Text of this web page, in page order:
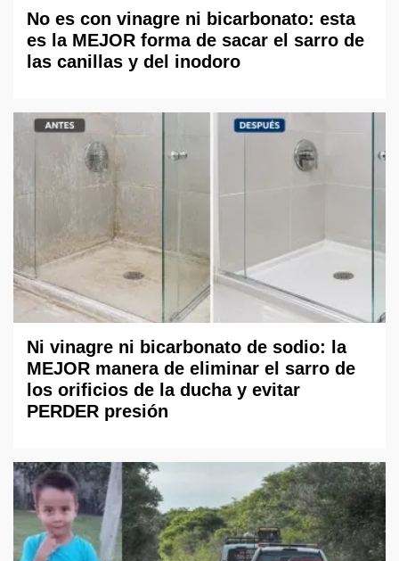
No es con vinagre ni bicarbonato: esta
es la MEJOR forma de sacar el sarro de
las canillas y del inodoro
Ni vinagre ni bicarbonato de sodio: la
MEJOR manera de eliminar el sarro de
los orificios de la ducha y evitar
PERDER presión